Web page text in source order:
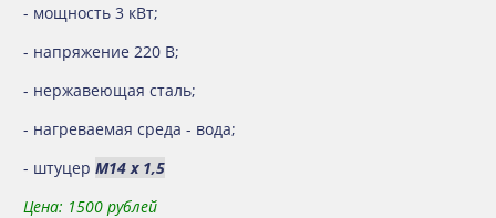
- мощность 3 кВт;
- напряжение 220 В;
- нержавеющая сталь;
- нагреваемая среда - вода;
- штуцер М14 х 1,5
Цена: 1500 рублей